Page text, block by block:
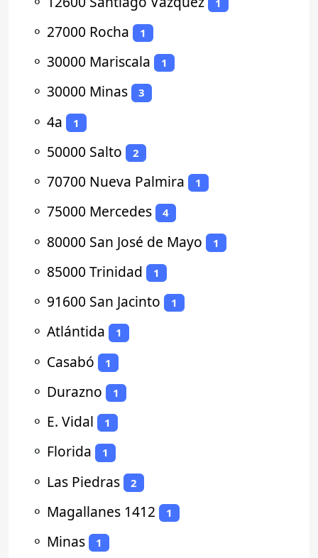
⚬ 27000 Rocha 1
⚬ 30000 Mariscala 1
⚬ 30000 Minas 3
⚬ 4a 1
⚬ 50000 Salto 2
⚬ 70700 Nueva Palmira 1
⚬ 75000 Mercedes 4
⚬ 80000 San José de Mayo 1
⚬ 85000 Trinidad 1
⚬ 91600 San Jacinto 1
⚬ Atlántida 1
⚬ Casabó 1
⚬ Durazno 1
⚬ E. Vidal 1
⚬ Florida 1
⚬ Las Piedras 2
⚬ Magallanes 1412 1
⚬ Minas 1